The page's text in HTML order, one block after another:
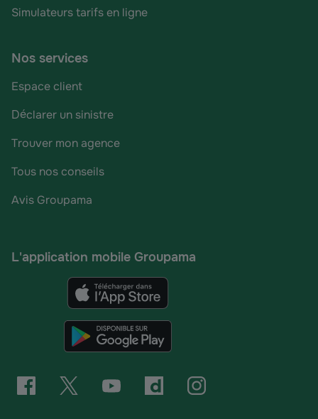
Simulateurs tarifs en ligne
Nos services
Espace client
Déclarer un sinistre
Trouver mon agence
Tous nos conseils
Avis Groupama
L'application mobile Groupama